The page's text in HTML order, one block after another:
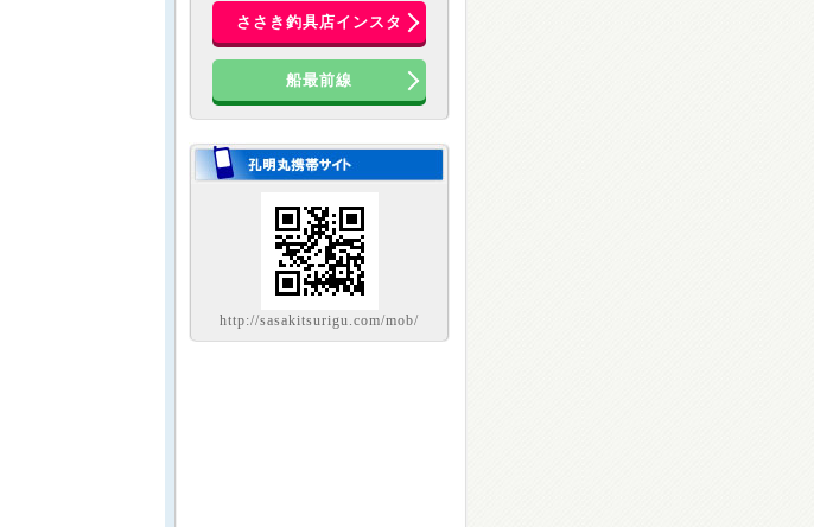
ささき釣具店インスタ
船最前線
http://sasakitsurigu.com/mob/